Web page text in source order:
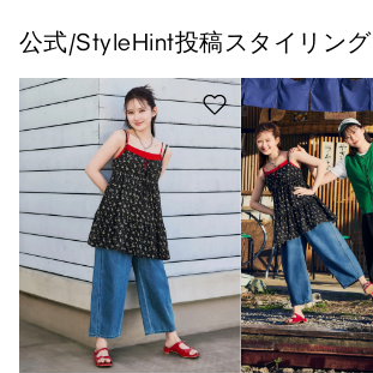
公式/StyleHint投稿スタイリング